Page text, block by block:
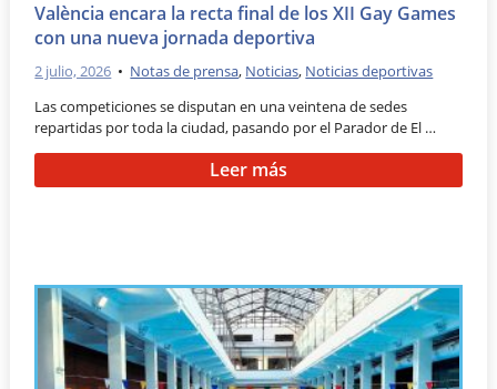
València encara la recta final de los XII Gay Games
con una nueva jornada deportiva
2 julio, 2026 • Notas de prensa, Noticias, Noticias deportivas
Las competiciones se disputan en una veintena de sedes
repartidas por toda la ciudad, pasando por el Parador de El …
Leer más